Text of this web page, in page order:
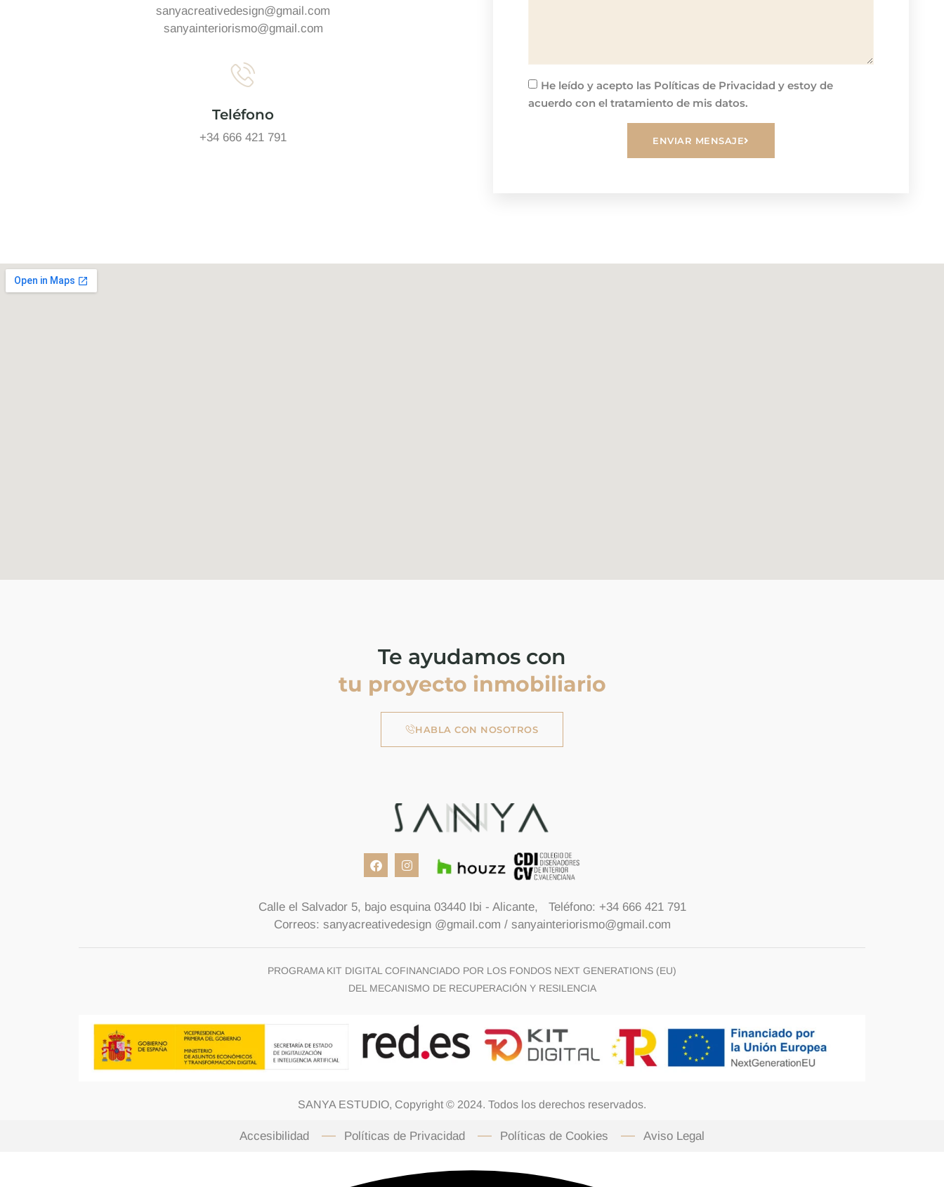
sanyacreativedesign@gmail.com
sanyainteriorismo@gmail.com
Teléfono
+34 666 421 791
He leído y acepto las Políticas de Privacidad y estoy de
acuerdo con el tratamiento de mis datos.
ENVIAR MENSAJE
Te ayudamos con
tu proyecto inmobiliario
HABLA CON NOSOTROS
Calle el Salvador 5, bajo esquina 03440 Ibi - Alicante,
Teléfono: +34 666 421 791
Correos: sanyacreativedesign @gmail.com / sanyainteriorismo@gmail.com
PROGRAMA KIT DIGITAL COFINANCIADO POR LOS FONDOS NEXT GENERATIONS (EU)
DEL MECANISMO DE RECUPERACIÓN Y RESILENCIA
SANYA ESTUDIO, Copyright © 2024. Todos los derechos reservados.
Accesibilidad Políticas de Privacidad Políticas de Cookies Aviso Legal